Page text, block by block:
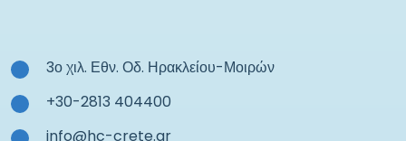
3ο χιλ. Εθν. Οδ. Ηρακλείου-Μοιρών
+30-2813 404400
info@hc-crete.gr